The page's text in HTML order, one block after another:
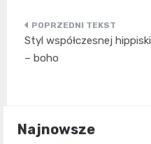
Nawigacja
wpisu
Styl współczesnej hippiski
– boho
Najnowsze